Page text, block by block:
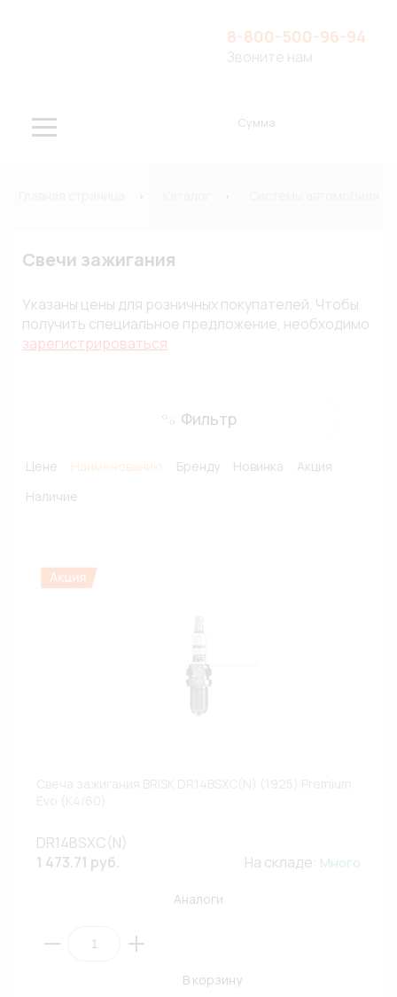
8-800-500-96-94
Звоните нам
Сумма
Свечи зажигания
Указаны цены для розничных покупателей. Чтобы
получить специальное предложение, необходимо
зарегистрироваться
Фильтр
Цене Наименованию Бренду Новинка
Акция
Наличие
DR14BSXC(N)
1 473.71 руб.
На складе: Много
Аналоги
В корзину